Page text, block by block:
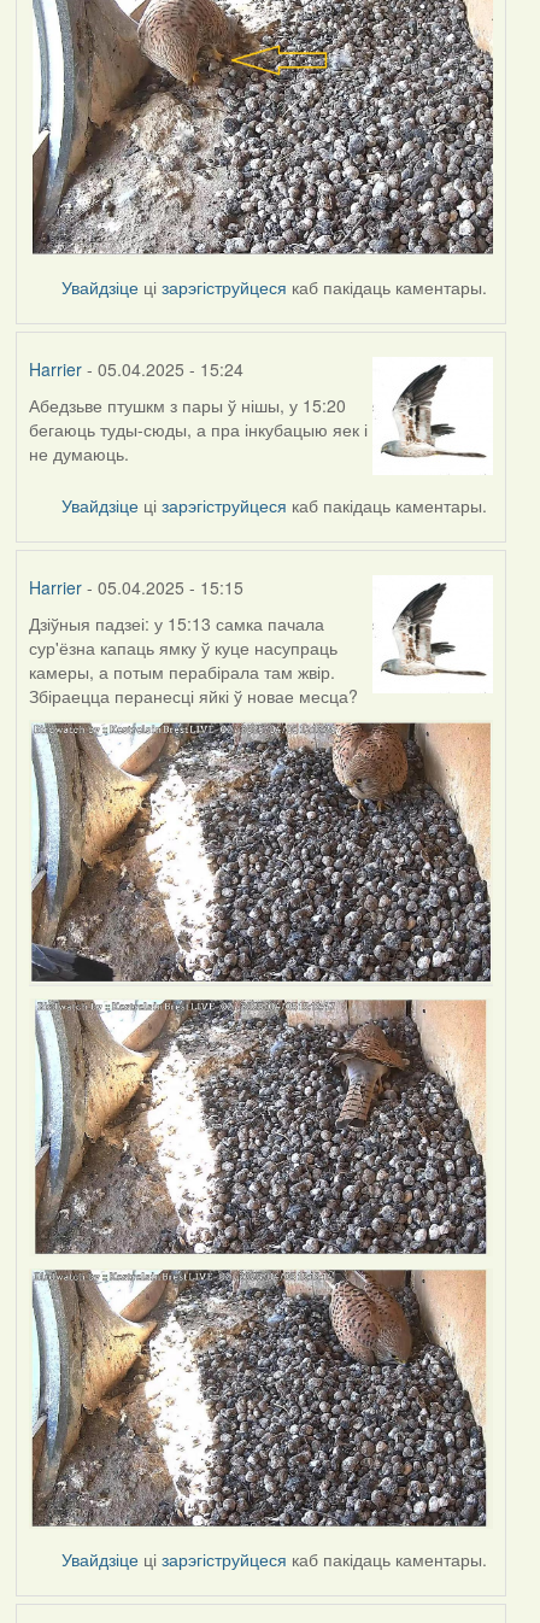
Увайдзіце цізарэгіструйцеся каб пакідаць каментары.
Harrier- 05.04.2025 - 15:24
Абедзьве птушкм з пары ў нішы, у 15:20
бегаюць туды-сюды, а пра інкубацыю яек і
не думаюць.
Увайдзіце цізарэгіструйцеся каб пакідаць каментары.
Harrier- 05.04.2025 - 15:15
Дзіўныя падзеі: у 15:13 самка пачала
сур'ёзна капаць ямку ў куце насупраць
камеры, а потым перабірала там жвір.
Збіраецца перанесці яйкі ў новае месца?
Увайдзіце цізарэгіструйцеся каб пакідаць каментары.